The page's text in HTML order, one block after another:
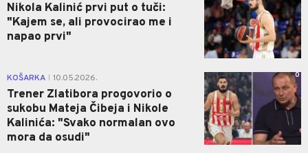
Nikola Kalinić prvi put o tuči:
"Kajem se, ali provocirao me i
napao prvi"
KOŠARKA 10.05.2026.
Trener Zlatibora progovorio o
sukobu Mateja Čibeja i Nikole
Kalinića: "Svako normalan ovo
mora da osudi"
0